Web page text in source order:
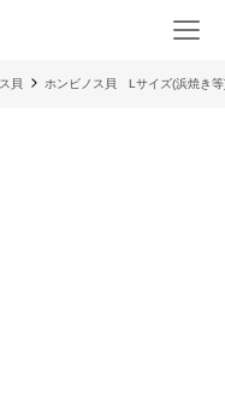
貝 ホンビノス貝 Lサイズ(浜焼き等